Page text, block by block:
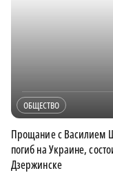
ОБЩЕСТВО
Прощание с Василием
погиб на Украине,
Дзержинске